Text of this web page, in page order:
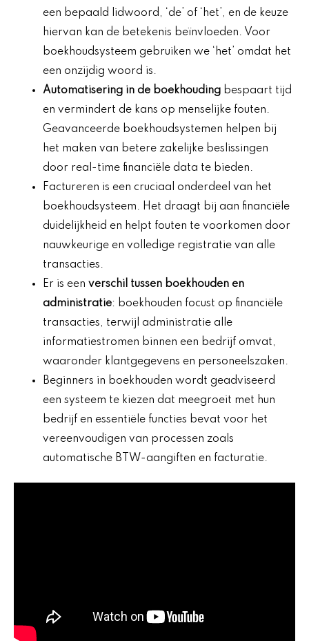
een bepaald lidwoord, ‘de’ of ‘het’, en de keuze
hiervan kan de betekenis beïnvloeden. Voor
boekhoudsysteem gebruiken we ‘het’ omdat het
een onzijdig woord is.
Automatisering in de boekhouding bespaart tijd
en vermindert de kans op menselijke fouten.
Geavanceerde boekhoudsystemen helpen bij
het maken van betere zakelijke beslissingen
door real-time financiële data te bieden.
Factureren is een cruciaal onderdeel van het
boekhoudsysteem. Het draagt bij aan financiële
duidelijkheid en helpt fouten te voorkomen door
nauwkeurige en volledige registratie van alle
transacties.
Er is een verschil tussen boekhouden en
administratie: boekhouden focust op financiële
transacties, terwijl administratie alle
informatiestromen binnen een bedrijf omvat,
waaronder klantgegevens en personeelszaken.
Beginners in boekhouden wordt geadviseerd
een systeem te kiezen dat meegroeit met hun
bedrijf en essentiële functies bevat voor het
vereenvoudigen van processen zoals
automatische BTW-aangiften en facturatie.